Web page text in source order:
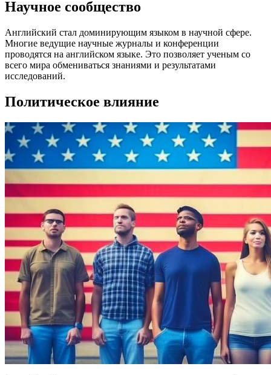
Научное сообщество
Английский стал доминирующим языком в научной сфере.
Многие ведущие научные журналы и конференции
проводятся на английском языке. Это позволяет ученым со
всего мира обмениваться знаниями и результатами
исследований.
Политическое влияние